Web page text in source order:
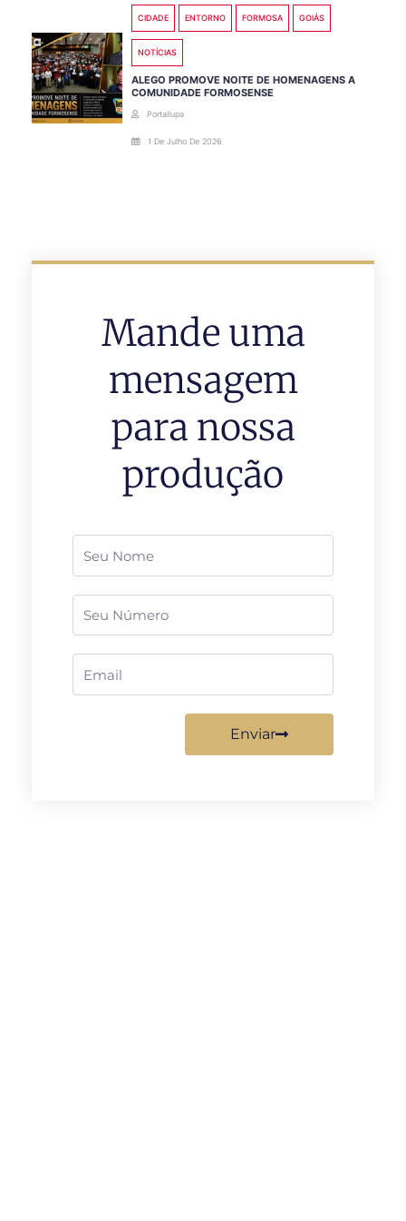
CIDADE ENTORNO FORMOSA GOIÁS
NOTÍCIAS
ALEGO PROMOVE NOITE DE HOMENAGENS A
COMUNIDADE FORMOSENSE
Portallupa
1 De Julho De 2026
Mande uma
mensagem
para nossa
produção
Enviar